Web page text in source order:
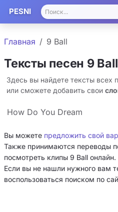
PESNI
Главная 9 Ball
Тексты песен 9 Ball
Здесь вы найдете тексты всех
или сможете добавить свои
How Do You Dream
Вы можете предложить свой
Также принимаются переводы
посмотреть клипы 9 Ball онлайн.
Если вы не нашли нужного вам
воспользоваться поиском по